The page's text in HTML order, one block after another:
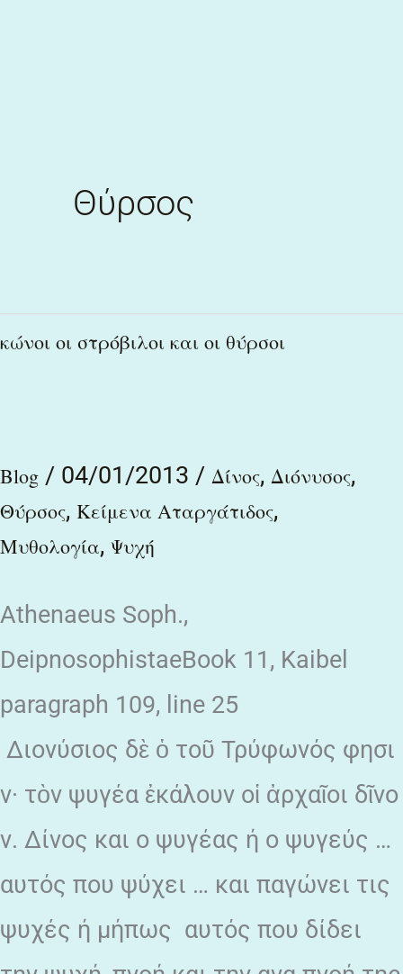
Θύρσος
κώνοι οι στρόβιλοι και οι θύρσοι
Blog / 04/01/2013 / Δίνος, Διόνυσος,
Θύρσος, Κείμενα Αταργάτιδος,
Μυθολογία, Ψυχή
Athenaeus Soph.,
DeipnosophistaeBook 11, Kaibel
paragraph 109, line 25
Διονύσιος δὲ ὁ τοῦ Τρύφωνός φησι
ν· τὸν ψυγέα ἐκάλουν οἱ ἀρχαῖοι δῖνο
ν. Δίνος και ο ψυγέας ή ο ψυγεύς …
αυτός που ψύχει … και παγώνει τις
ψυχές ή μήπως αυτός που δίδει
κώνοι
οι
θύρσοι